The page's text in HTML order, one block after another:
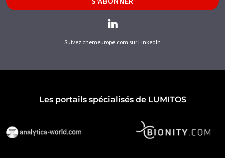
Suivez chemeurope.com sur LinkedIn
Les portails spécialisés de LUMITOS